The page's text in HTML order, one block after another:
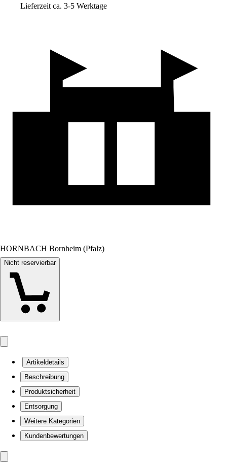
Lieferzeit ca. 3-5 Werktage
HORNBACH Bornheim (Pfalz)
Nicht reservierbar
Artikeldetails
Beschreibung
Produktsicherheit
Entsorgung
Weitere Kategorien
Kundenbewertungen